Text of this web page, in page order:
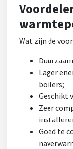
Wat zijn de
Lager
boilers;
Geschikt
Zeer
Goed te